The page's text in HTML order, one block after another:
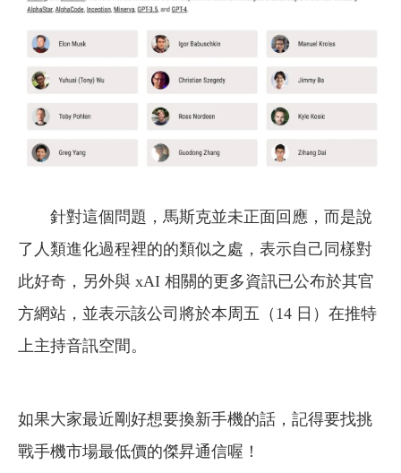
針對這個問題，馬斯克並未正面回應，而是說
了人類進化過程裡的的類似之處，表示自己同樣對
此好奇，另外與 xAI 相關的更多資訊已公布於其官
方網站，並表示該公司將於本周五（14 日）在推特
上主持音訊空間。
如果大家最近剛好想要換新手機的話，記得要找挑
戰手機市場最低價的傑昇通信喔！